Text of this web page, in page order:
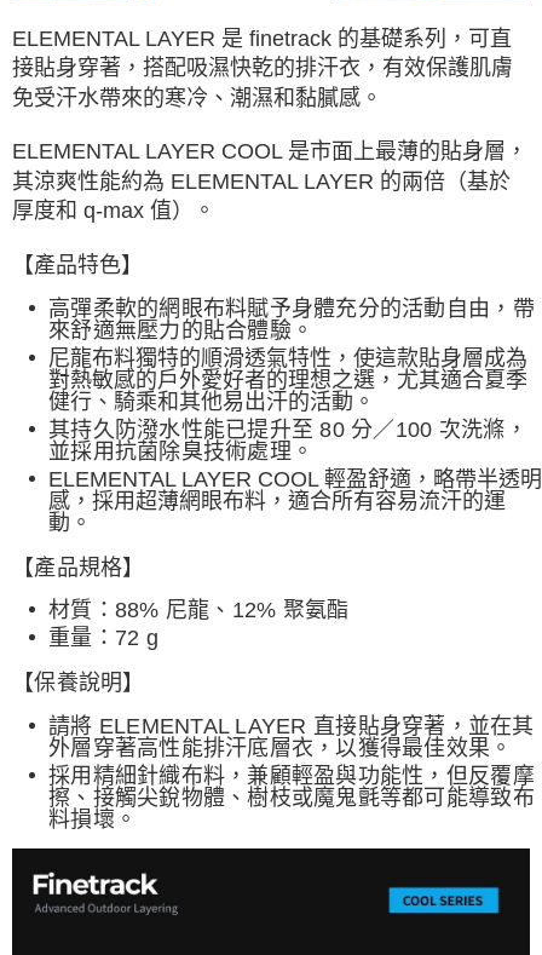
每筆NT$80，滿NT$490(含以上)免運費
離島宅配
每筆NT$80，滿NT$490(含以上)免運費
付款後門市自取
免運費
順豐貨運海外配送(運費買家自付，順豐交貨並收取運費)
ELEMENTAL LAYER 是 finetrack 的基礎系列，可直
接貼身穿著，搭配吸濕快乾的排汗衣，有效保護肌膚
免受汗水帶來的寒冷、潮濕和黏膩感。
ELEMENTAL LAYER COOL 是市面上最薄的貼身層，
其涼爽性能約為 ELEMENTAL LAYER 的兩倍（基於
厚度和 q-max 值）。
【產品特色】
高彈柔軟的網眼布料賦予身體充分的活動自由，帶
來舒適無壓力的貼合體驗。
尼龍布料獨特的順滑透氣特性，使這款貼身層成為
對熱敏感的戶外愛好者的理想之選，尤其適合夏季
健行、騎乘和其他易出汗的活動。
其持久防潑水性能已提升至 80 分／100 次洗滌，
並採用抗菌除臭技術處理。
ELEMENTAL LAYER COOL 輕盈舒適，略帶半透明
感，採用超薄網眼布料，適合所有容易流汗的運
動。
【產品規格】
材質： 88% 尼龍、12% 聚氨酯
重量：72 g
【保養說明】
請將 ELEMENTAL LAYER 直接貼身穿著，並在其
外層穿著高性能排汗底層衣，以獲得最佳效果。
採用精細針織布料，兼顧輕盈與功能性，但反覆摩
擦、接觸尖銳物體、樹枝或魔鬼氈等都可能導致布
料損壞。